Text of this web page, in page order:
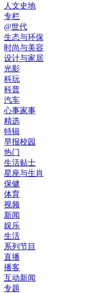
人文史地
专栏
@世代
生态与环保
时尚与美容
设计与家居
光影
科玩
科普
汽车
心事家事
精选
特辑
早报校园
热门
生活贴士
星座与生肖
保健
体育
视频
新闻
娱乐
生活
系列节目
直播
播客
互动新闻
专题